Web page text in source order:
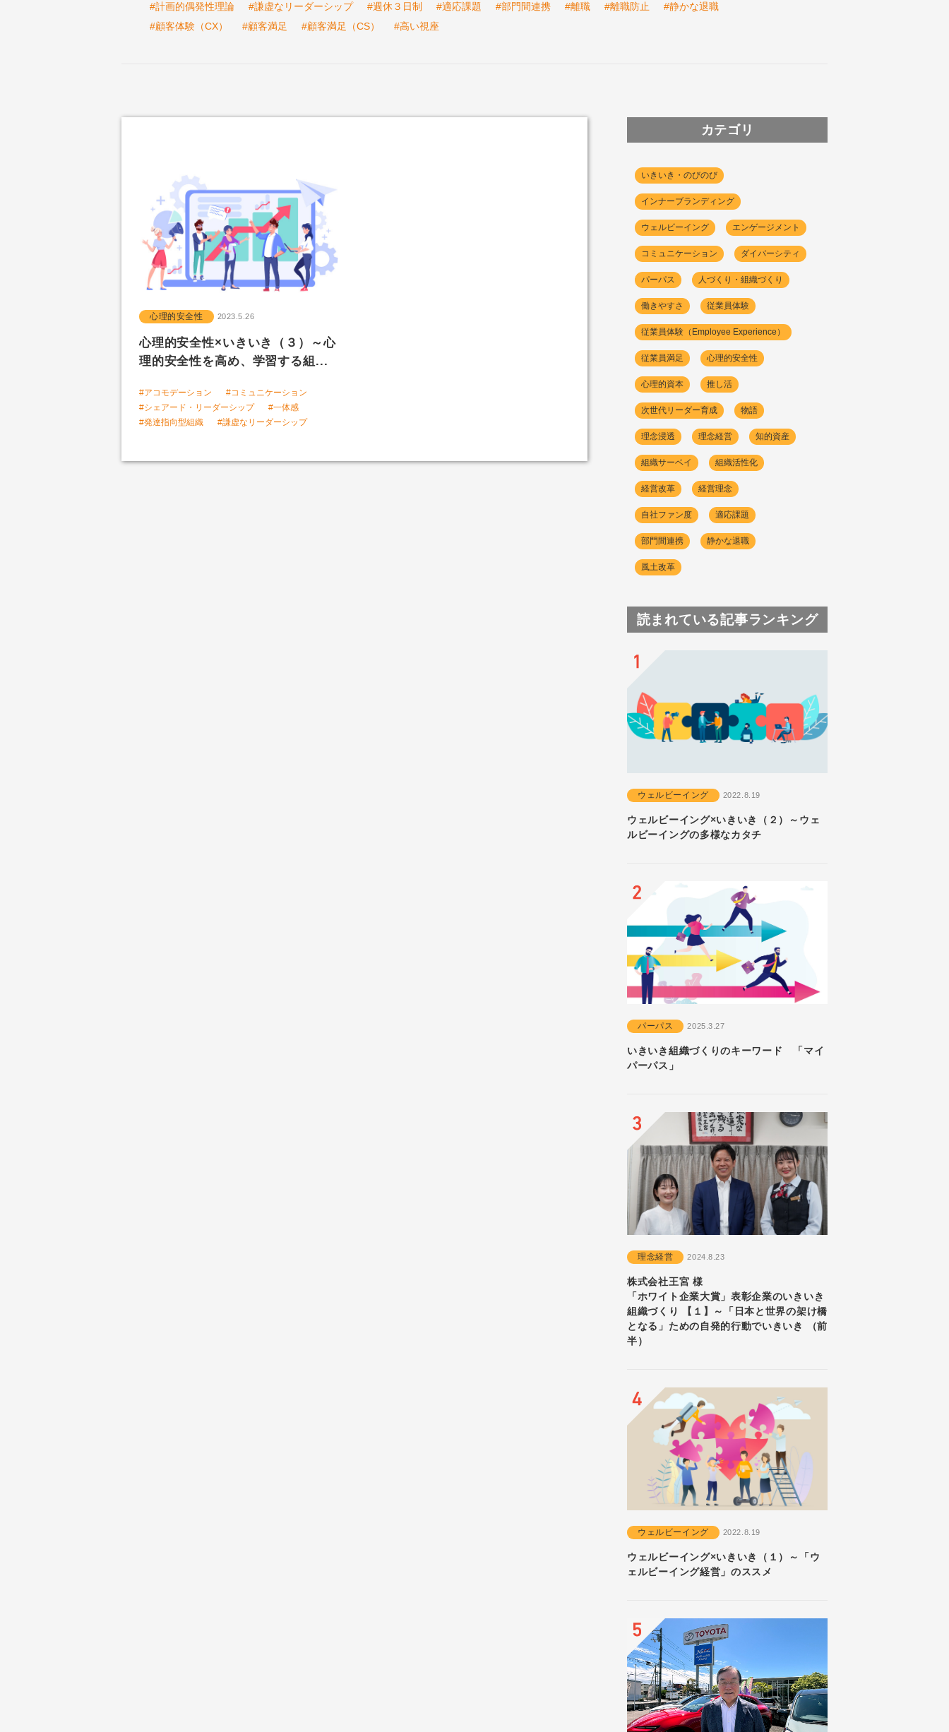
#計画的偶発性理論
#謙虚なリーダーシップ #週休３日制 #適応課題 #部門間連携 #離職 #離職防止
#静かな退職
#顧客体験（CX）
#顧客満足 #顧客満足（CS） #高い視座
心理的安全性 2023.5.26
心理的安全性×いきいき（３）～心
理的安全性を高め、学習する組...
#アコモデーション
#コミュニケーション
#シェアード・リーダーシップ
#一体感
#発達指向型組織
#謙虚なリーダーシップ
カテゴリ
いきいき・のびのび
インナーブランディング
ウェルビーイング エンゲージメント
コミュニケーション ダイバーシティ
パーパス 人づくり・組織づくり
働きやすさ 従業員体験
従業員体験（Employee Experience）
従業員満足 心理的安全性
心理的資本 推し活
次世代リーダー育成 物語
理念浸透 理念経営 知的資産
組織サーベイ 組織活性化
経営改革 経営理念
自社ファン度 適応課題
部門間連携 静かな退職
風土改革
読まれている記事ランキング
ウェルビーイング 2022.8.19
ウェルビーイング×いきいき（２）～ウェ
ルビーイングの多様なカタチ
パーパス 2025.3.27
いきいき組織づくりのキーワード 「マイ
パーパス」
理念経営 2024.8.23
株式会社王宮 様
「ホワイト企業大賞」表彰企業のいきいき
組織づくり 【１】～「日本と世界の架け橋
となる」ための自発的行動でいきいき （前
半）
ウェルビーイング 2022.8.19
ウェルビーイング×いきいき（１）～「ウ
ェルビーイング経営」のススメ